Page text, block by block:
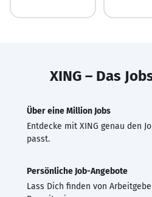
XING – Das
Über eine Million Jobs
Entdecke mit XING genau den
passt.
Persönliche Job-Angebote
Lass Dich finden von